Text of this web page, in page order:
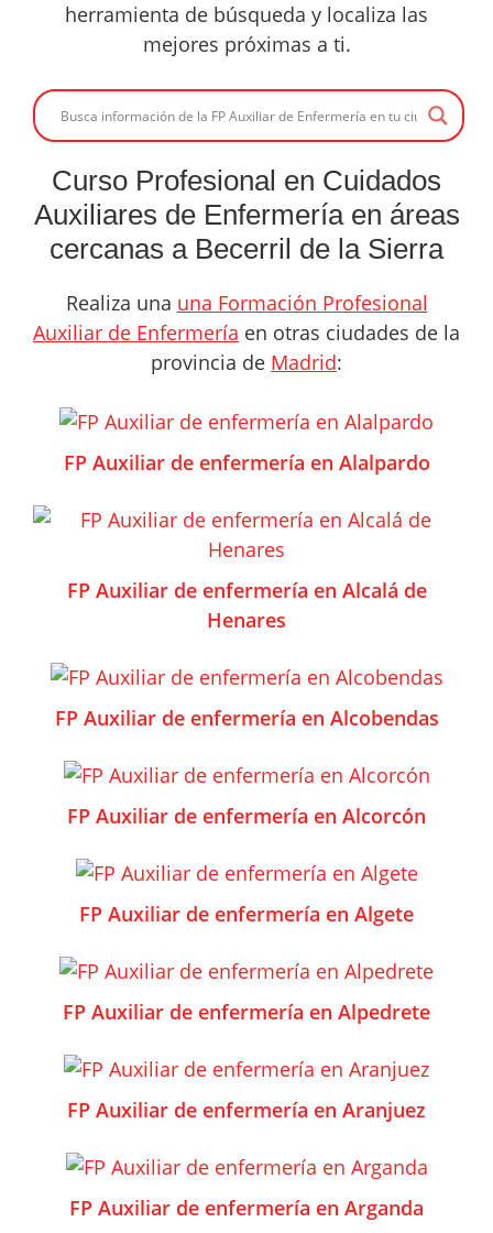
herramienta de búsqueda y localiza las
mejores próximas a ti.
Curso Profesional en Cuidados
Auxiliares de Enfermería en áreas
cercanas a Becerril de la Sierra
Realiza una una Formación Profesional
Auxiliar de Enfermería en otras ciudades de la
provincia de Madrid:
FP Auxiliar de enfermería en Alalpardo
FP Auxiliar de enfermería en Alcalá de
Henares
FP Auxiliar de enfermería en Alcobendas
FP Auxiliar de enfermería en Alcorcón
FP Auxiliar de enfermería en Algete
FP Auxiliar de enfermería en Alpedrete
FP Auxiliar de enfermería en Aranjuez
FP Auxiliar de enfermería en Arganda